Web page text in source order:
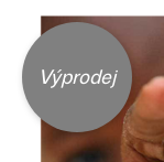
Výprodej